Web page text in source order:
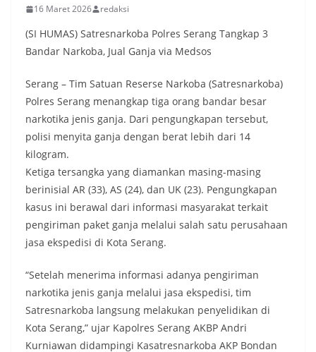
16 Maret 2026 redaksi
(SI HUMAS) Satresnarkoba Polres Serang Tangkap 3
Bandar Narkoba, Jual Ganja via Medsos
Serang – Tim Satuan Reserse Narkoba (Satresnarkoba)
Polres Serang menangkap tiga orang bandar besar
narkotika jenis ganja. Dari pengungkapan tersebut,
polisi menyita ganja dengan berat lebih dari 14
kilogram.
Ketiga tersangka yang diamankan masing-masing
berinisial AR (33), AS (24), dan UK (23). Pengungkapan
kasus ini berawal dari informasi masyarakat terkait
pengiriman paket ganja melalui salah satu perusahaan
jasa ekspedisi di Kota Serang.
“Setelah menerima informasi adanya pengiriman
narkotika jenis ganja melalui jasa ekspedisi, tim
Satresnarkoba langsung melakukan penyelidikan di
Kota Serang,” ujar Kapolres Serang AKBP Andri
Kurniawan didampingi Kasatresnarkoba AKP Bondan